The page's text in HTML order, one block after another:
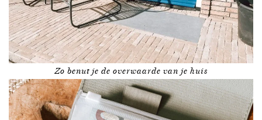
Zo benut je de overwaarde van je huis